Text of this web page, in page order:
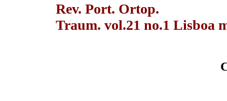
Rev. Port. Ortop.
Traum. vol.21 no.1 Lisboa